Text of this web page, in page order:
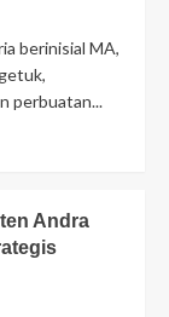
berinisial MA,
perbuatan...
Andra